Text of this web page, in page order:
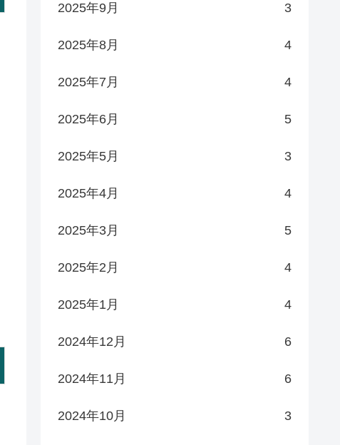
2025年9月 3
2025年8月 4
2025年7月 4
2025年6月 5
2025年5月 3
2025年4月 4
2025年3月 5
2025年2月 4
2025年1月 4
2024年12月 6
2024年11月 6
2024年10月 3